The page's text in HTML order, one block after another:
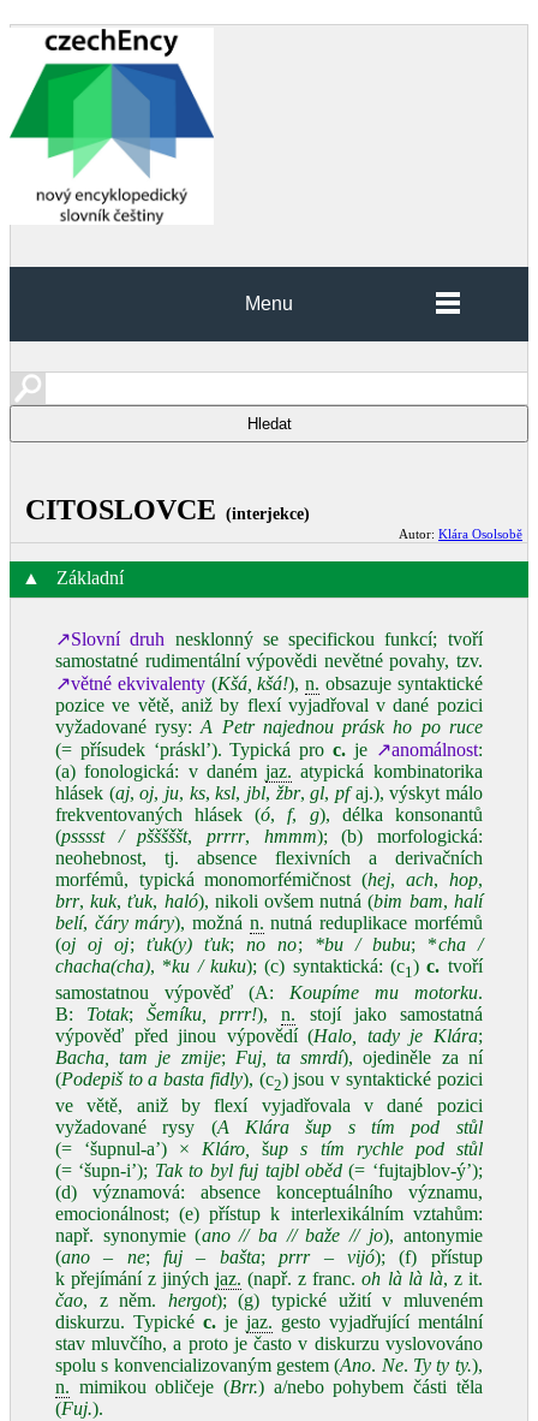
Menu
CITOSLOVCE (interjekce)
Autor: Klára Osolsobě
▲ Základní
↗Slovní druh nesklonný se specifickou funkcí; tvoří
samostatné rudimentální výpovědi nevětné povahy, tzv.
↗větné ekvivalenty(Kšá, kšá!),n. obsazuje syntaktické
pozice ve větě, aniž by flexí vyjadřoval v dané pozici
vyžadované rysy:A Petr najednou prásk ho po ruce
(= přísudek ‘práskl’). Typická proc. je ↗anomálnost:
(a) fonologická: v danémjaz. atypická kombinatorika
hlásek (aj,oj, ju, ks,ksl, jbl, žbr,gl, pfaj.), výskyt málo
frekventovaných hlásek (ó,f, g), délka konsonantů
(psssst / pšššššt, prrrr, hmmm); (b) morfologická:
neohebnost, tj. absence flexivních a derivačních
morfémů, typická monomorfémičnost (hej, ach, hop,
brr,kuk,ťuk, haló), nikoli ovšem nutná (bim bam, halí
belí, čáry máry), možná n. nutná reduplikace morfémů
(oj oj oj; ťuk(y) ťuk;no no; *bu / bubu; *cha /
chacha(cha), *ku / kuku); (c) syntaktická: (c1)c. tvoří
samostatnou výpověď (A: Koupíme mu motorku.
B: Totak;Šemíku, prrr!),n. stojí jako samostatná
výpověď před jinou výpovědí (Halo, tady je Klára;
Bacha, tam je zmije; Fuj, ta smrdí), ojediněle za ní
(Podepiš to a basta fidly), (c2) jsou v syntaktické pozici
ve větě, aniž by flexí vyjadřovala v dané pozici
vyžadované rysy (A Klára šup s tím pod stůl
(= ‘šupnul‑a’) × Kláro, šup s tím rychle pod stůl
(= ‘šupn‑i’); Tak to byl fuj tajbl oběd(= ‘fujtajblov‑ý’);
(d) významová: absence konceptuálního významu,
emocionálnost; (e) přístup k interlexikálním vztahům:
např. synonymie (ano // ba // baže // jo), antonymie
(ano – ne;fuj – bašta;prrr– vijó); (f) přístup
k přejímání z jinýchjaz. (např. z franc.oh là là là, z it.
čao, z něm. hergot); (g) typické užití v mluveném
diskurzu. Typické c.je jaz. gesto vyjadřující mentální
stav mluvčího, a proto je často v diskurzu vyslovováno
spolu s konvencializovaným gestem (Ano. Ne. Ty ty ty.),
n. mimikou obličeje (Brr.) a/nebo pohybem části těla
(Fuj.).